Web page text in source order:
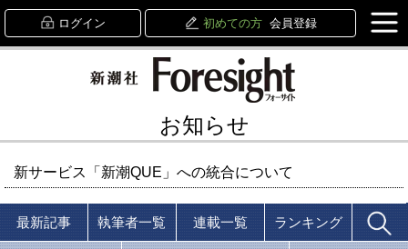
ログイン 初めての方 会員登録
お知らせ
新サービス「新潮QUE」への統合について
最新記事 執筆者一覧 連載一覧 ランキング